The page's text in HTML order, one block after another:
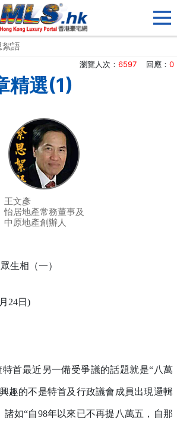
絮語
瀏覽人次： 6597 回應： 0
精選(1)
王文彥
怡居地產常務董事及
中原地產創辦人
生相（一）
24日)
首最近另一備受爭議的話題就是“八萬
趣的不是特首及行政議會成員出現邏輯
如“自98年以來已不再提八萬五，自那